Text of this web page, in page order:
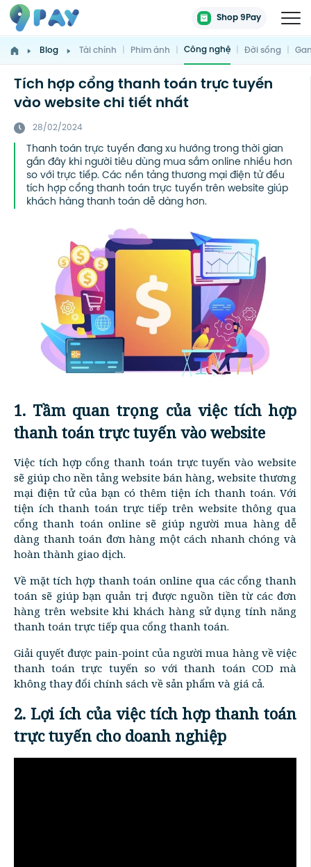
Shop 9Pay
Blog Tài chính | Phim ảnh | Công nghệ | Đời sống |
Tích hợp cổng thanh toán trực tuyến
vào website chi tiết nhất
28/02/2024
Thanh toán trực tuyến đang xu hướng trong thời gian
gần đây khi người tiêu dùng mua sắm online nhiều hơn
so với trực tiếp. Các nền tảng thương mại điện tử đều
tích hợp cổng thanh toán trực tuyến trên website giúp
khách hàng thanh toán dễ dàng hơn.
1. Tầm quan trọng của việc tích hợp
thanh toán trực tuyến vào website
Việc tích hợp cổng thanh toán trực tuyến vào website
sẽ giúp cho nền tảng website bán hàng, website thương
mại điện tử của bạn có thêm tiện ích thanh toán. Với
tiện ích thanh toán trực tiếp trên website thông qua
cổng thanh toán online sẽ giúp người mua hàng dễ
dàng thanh toán đơn hàng một cách nhanh chóng và
hoàn thành giao dịch.
Về mặt tích hợp thanh toán online qua các cổng thanh
toán sẽ giúp bạn quản trị được nguồn tiền từ các đơn
hàng trên website khi khách hàng sử dụng tính năng
thanh toán trực tiếp qua cổng thanh toán.
Giải quyết được pain-point của người mua hàng về việc
thanh toán trực tuyến so với thanh toán COD mà
không thay đổi chính sách về sản phẩm và giá cả.
2. Lợi ích của việc tích hợp thanh toán
trực tuyến cho doanh nghiệp